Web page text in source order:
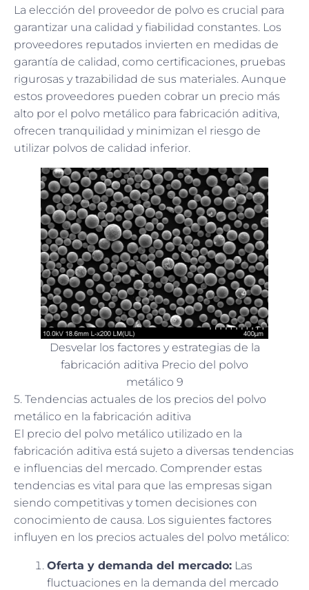
La elección del proveedor de polvo es crucial para
garantizar una calidad y fiabilidad constantes. Los
proveedores reputados invierten en medidas de
garantía de calidad, como certificaciones, pruebas
rigurosas y trazabilidad de sus materiales. Aunque
estos proveedores pueden cobrar un precio más
alto por el polvo metálico para fabricación aditiva,
ofrecen tranquilidad y minimizan el riesgo de
utilizar polvos de calidad inferior.
Desvelar los factores y estrategias de la
fabricación aditiva Precio del polvo
metálico 9
5. Tendencias actuales de los precios del polvo
metálico en la fabricación aditiva
El precio del polvo metálico utilizado en la
fabricación aditiva está sujeto a diversas tendencias
e influencias del mercado. Comprender estas
tendencias es vital para que las empresas sigan
siendo competitivas y tomen decisiones con
conocimiento de causa. Los siguientes factores
influyen en los precios actuales del polvo metálico:
Oferta y demanda del mercado: Las
fluctuaciones en la demanda del mercado